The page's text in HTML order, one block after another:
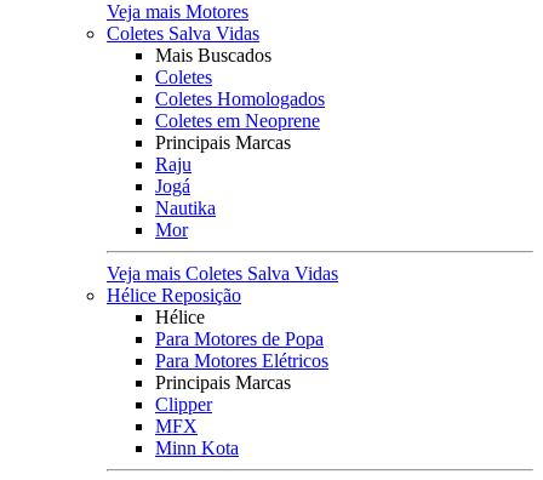
Veja mais Motores
Coletes Salva Vidas
Mais Buscados
Coletes
Coletes Homologados
Coletes em Neoprene
Principais Marcas
Raju
Jogá
Nautika
Mor
Veja mais Coletes Salva Vidas
Hélice Reposição
Hélice
Para Motores de Popa
Para Motores Elétricos
Principais Marcas
Clipper
MFX
Minn Kota